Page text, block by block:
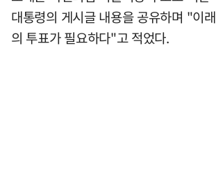
대통령의 게시글 내용을 공유하며 "이
의 투표가 필요하다"고 적었다.